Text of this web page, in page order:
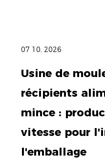
07 10, 2026
Usine de
récipients
mince :
vitesse pour
l'emballage